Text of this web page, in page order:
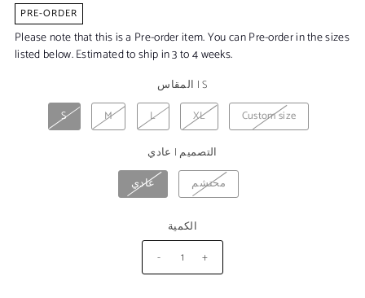
PRE-ORDER
Please note that this is a Pre-order item. You can Pre-order in the sizes
listed below. Estimated to ship in 3 to 4 weeks.
المقاس |S
S
M L XL Custom size
التصميم | عادي
عادي
محتشم
الكمية
-
+